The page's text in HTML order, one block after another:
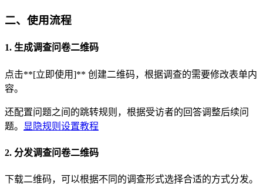
二、使用流程
1. 生成调查问卷二维码
点击**[立即使用]** 创建二维码，根据调查的需要修改表单内
容。
还配置问题之间的跳转规则，根据受访者的回答调整后续问
题。
显隐规则设置教程
2. 分发调查问卷二维码
下载二维码，可以根据不同的调查形式选择合适的方式分发。